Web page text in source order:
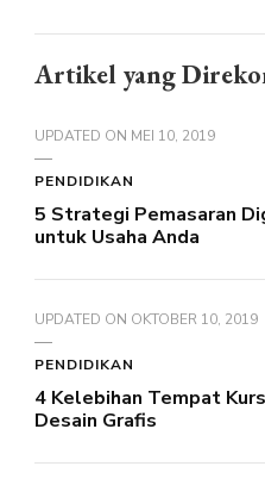
Artikel yang
UPDATED ON MEI 10, 2019
PENDIDIKAN
5 Strategi Pemasaran
untuk Usaha Anda
UPDATED ON OKTOBER 10, 2019
PENDIDIKAN
4 Kelebihan Tempat
Desain Grafis